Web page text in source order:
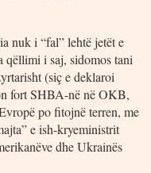
nuk i “fal” lehtë jetët e
qëllimi i saj, sidomos tani
(siç e deklaroi
fort SHBA-në në OKB,
po fitojnë terren, me
e ish-kryeministrit
dhe Ukrainës